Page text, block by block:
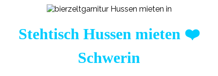
Stehtisch Hussen mieten ❤️
Schwerin